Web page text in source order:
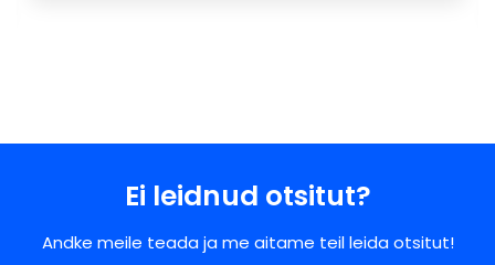
Ei leidnud otsitut?
Andke meile teada ja me aitame teil leida otsitut!